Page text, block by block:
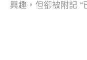
興趣，但卻被附記 “